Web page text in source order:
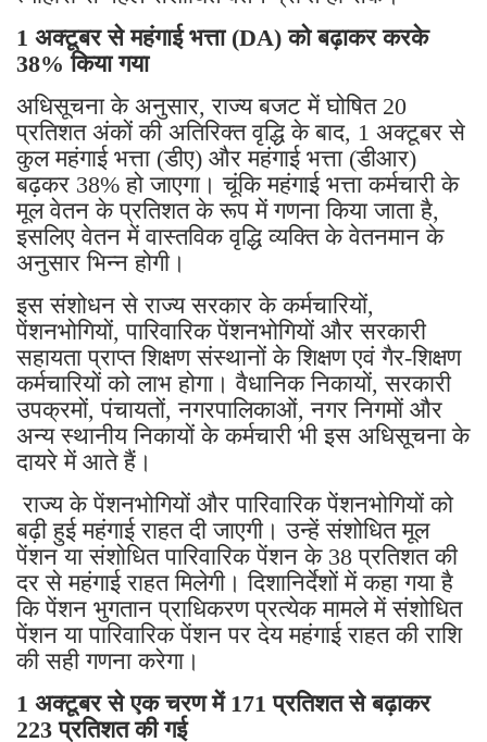
1 अक्टूबर से महंगाई भत्ता (DA) को बढ़ाकर करके
38% किया गया
अधिसूचना के अनुसार, राज्य बजट में घोषित 20
प्रतिशत अंकों की अतिरिक्त वृद्धि के बाद, 1 अक्टूबर से
कुल महंगाई भत्ता (डीए) और महंगाई भत्ता (डीआर)
बढ़कर 38% हो जाएगा। चूंकि महंगाई भत्ता कर्मचारी के
मूल वेतन के प्रतिशत के रूप में गणना किया जाता है,
इसलिए वेतन में वास्तविक वृद्धि व्यक्ति के वेतनमान के
अनुसार भिन्न होगी।
इस संशोधन से राज्य सरकार के कर्मचारियों,
पेंशनभोगियों, पारिवारिक पेंशनभोगियों और सरकारी
सहायता प्राप्त शिक्षण संस्थानों के शिक्षण एवं गैर-शिक्षण
कर्मचारियों को लाभ होगा। वैधानिक निकायों, सरकारी
उपक्रमों, पंचायतों, नगरपालिकाओं, नगर निगमों और
अन्य स्थानीय निकायों के कर्मचारी भी इस अधिसूचना के
दायरे में आते हैं।
राज्य के पेंशनभोगियों और पारिवारिक पेंशनभोगियों को
बढ़ी हुई महंगाई राहत दी जाएगी। उन्हें संशोधित मूल
पेंशन या संशोधित पारिवारिक पेंशन के 38 प्रतिशत की
दर से महंगाई राहत मिलेगी। दिशानिर्देशों में कहा गया है
कि पेंशन भुगतान प्राधिकरण प्रत्येक मामले में संशोधित
पेंशन या पारिवारिक पेंशन पर देय महंगाई राहत की राशि
की सही गणना करेगा।
1 अक्टूबर से एक चरण में 171 प्रतिशत से बढ़ाकर
223 प्रतिशत की गई